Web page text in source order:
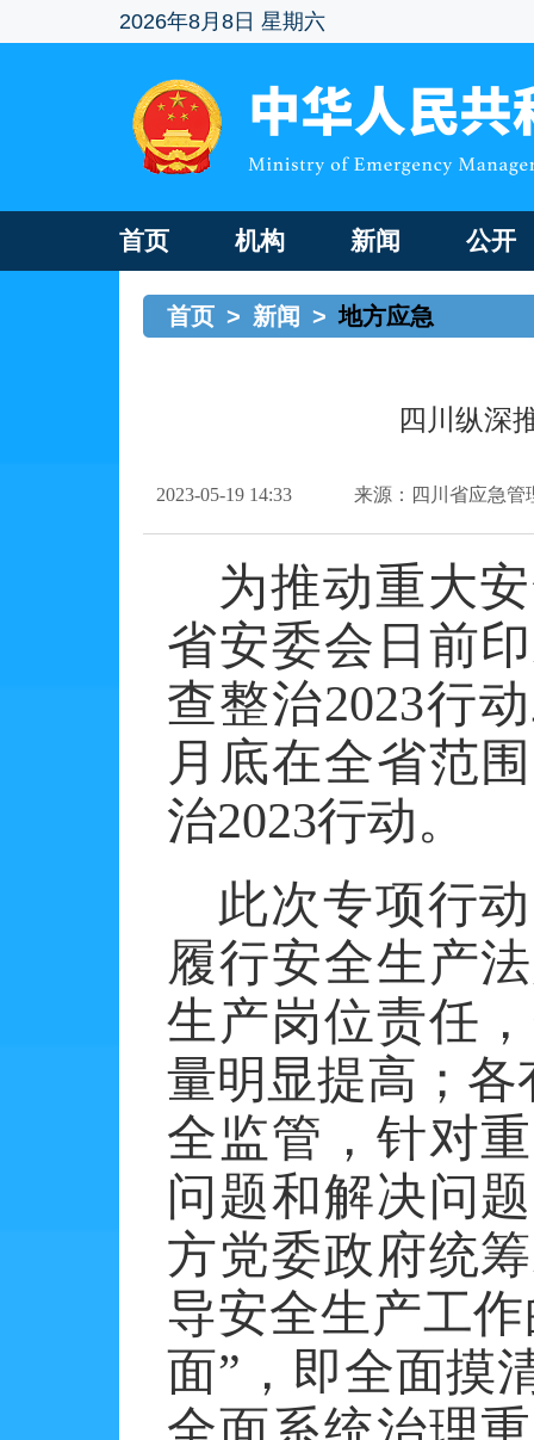
2026年8月8日 星期六
首页 机构 新闻 公开
首页 > 新闻 > 地方应急
四川纵深
2023-05-19 14:33 来源：四川省应急管
为推动重大
省安委会日前
查整治2023行
月底在全省范
治2023行动。
此次专项行
履行安全生产
生产岗位责任
量明显提高；
全监管，针对
问题和解决问
方党委政府统
导安全生产工
面”，即全面摸